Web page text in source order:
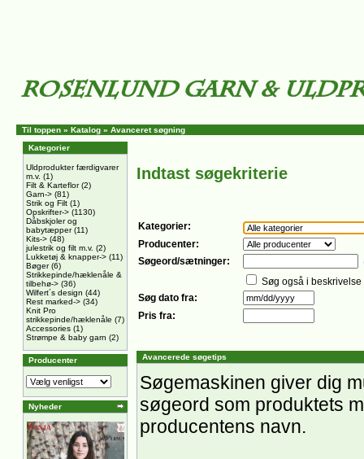
Til toppen » Katalog » Avanceret søgning
Kategorier
Uldprodukter færdigvarer
m.v. (1)
Filt & Karteflor(2)
Garn-> (81)
Strik og Filt (1)
Opskrifter-> (1130)
Dåbskjoler og
babytæpper(11)
Kits-> (48)
julestrik og filt m.v. (2)
Lukketøj & knapper-> (11)
Bøger(6)
Strikkepinde/hæklenåle &
tilbehø-> (36)
Wilfert´s design (44)
Rest marked-> (34)
Knit Pro
strikkepinde/hæklenåle (7)
Accessories (1)
Strømpe & baby garn (2)
Producenter
Nyheder
Indtast søgekriterie
Kategorier:
Producenter:
Søgeord/sætninger:
Søg også i beskrivelse
Søg dato fra:
Pris fra:
Avancerede søgetips
Søgemaskinen giver dig
søgeord som produktets
producentens navn.